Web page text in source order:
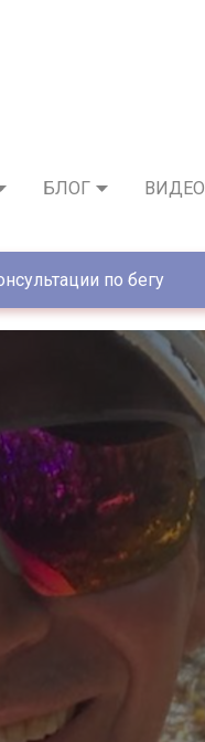
БЛОГ ВИДЕО
по бегу